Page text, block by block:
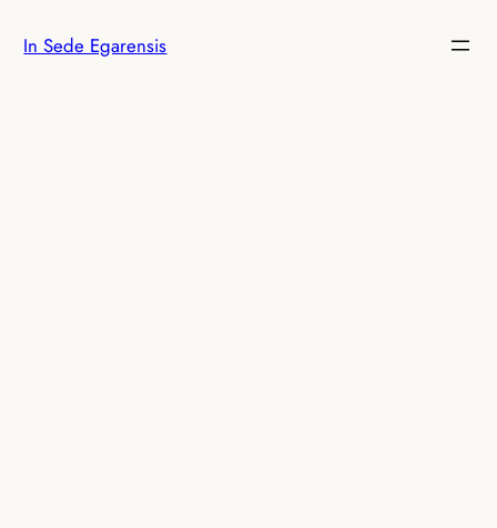
In Sede Egarensis